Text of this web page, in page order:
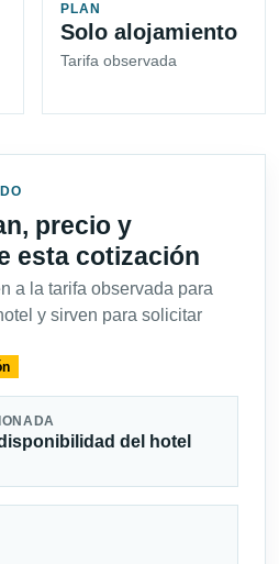
PLAN
Solo alojamiento
Tarifa observada
precio y
esta cotización
a la tarifa observada para
y sirven para solicitar
del hotel